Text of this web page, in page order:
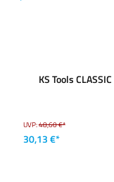
KS Tools
UVP:48,60 €*
30,13 €*